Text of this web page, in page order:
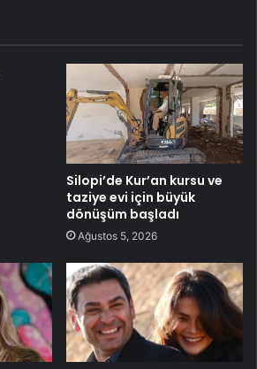
Silopi’de Kur’an kursu ve
taziye evi için büyük
dönüşüm başladı
Ağustos 5, 2026